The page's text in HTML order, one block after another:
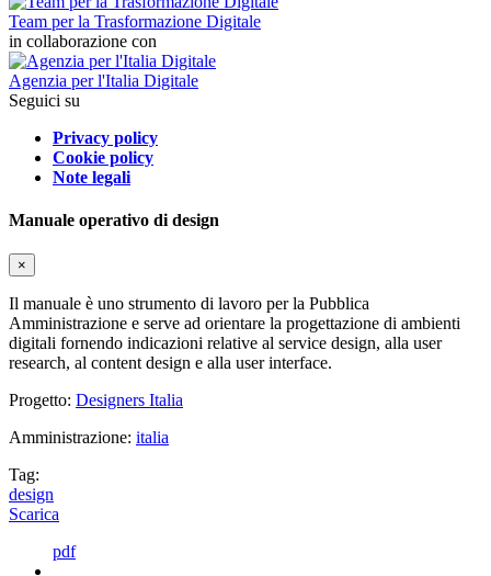
Team per la Trasformazione Digitale
in collaborazione con
Agenzia per l'Italia Digitale
Seguici su
Privacy policy
Cookie policy
Note legali
Manuale operativo di design
×
Il manuale è uno strumento di lavoro per la Pubblica
Amministrazione e serve ad orientare la progettazione di ambienti
digitali fornendo indicazioni relative al service design, alla user
research, al content design e alla user interface.
Progetto: Designers Italia
Amministrazione: italia
Tag:
design
Scarica
pdf